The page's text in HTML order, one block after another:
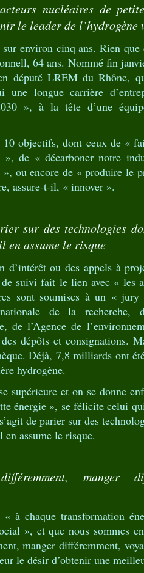
nucléaires de
le leader de l’hydrogène
environ cinq ans. Rien
64 ans. Nommé fin
député LREM du Rhône,
une longue carrière
», à la tête d’une
objectifs, dont ceux de «
», de « décarboner notre
», ou encore de « produire le
assure-t-il, « innover ».
sur des technologies
en assume le risque
d’intérêt ou des appels à
suivi fait le lien avec « les
sont soumises à un « jury
de la recherche,
de l’Agence de
dépôts et consignations.
Déjà, 7,8 milliards ont
hydrogène.
supérieure et on se donne
énergie », se félicite celui
de parier sur des
assume le risque.
manger
à chaque transformation
», et que nous sommes
manger différemment,
le désir d’obtenir une